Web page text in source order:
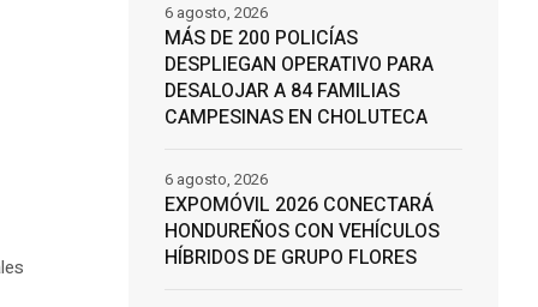
MÁS DE 200 POLICÍAS
DESPLIEGAN OPERATIVO PARA
DESALOJAR A 84 FAMILIAS
CAMPESINAS EN CHOLUTECA
6 agosto, 2026
EXPOMÓVIL 2026 CONECTARÁ
HONDUREÑOS CON VEHÍCULOS
HÍBRIDOS DE GRUPO FLORES
6 agosto, 2026